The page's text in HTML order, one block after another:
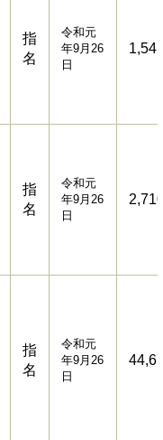
指
名
令和元
年9月26
日
指
名
令和元
年9月26
日
指
名
令和元
年9月26
日